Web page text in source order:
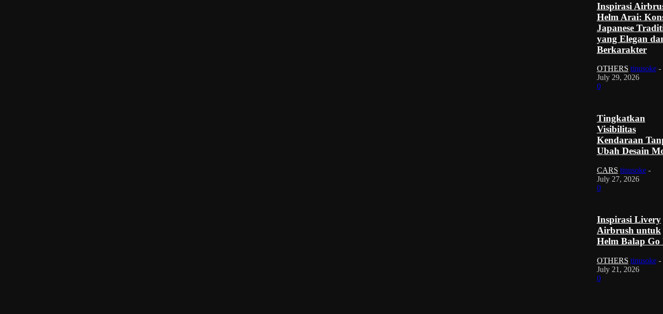
Inspirasi
Helm Arai:
Japanese
yang Elegan
Berkarakter
OTHERS tinusoke -
July 29, 2026
0
Tingkatkan
Visibilitas
Kendaraan
Ubah Desain
CARS tinusoke -
July 27, 2026
0
Inspirasi Livery
Airbrush untuk
Helm Balap
OTHERS tinusoke -
July 21, 2026
0